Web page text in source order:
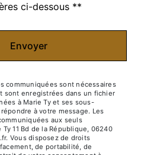
ci-dessous **
Envoyer
communiquées sont nécessaires
sont enregistrées dans un fichier
à Marie Ty et ses sous-
à votre message. Les
aux seuls
11 Bd de la République, 06240
Vous disposez de droits
de portabilité, de